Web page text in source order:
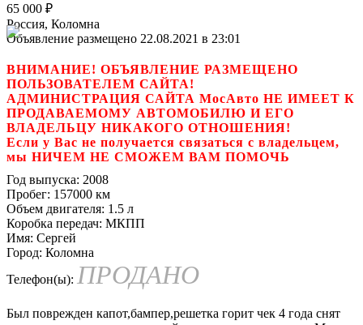
65 000 ₽
Россия, Коломна
Объявление размещено 22.08.2021 в 23:01
ВНИМАНИЕ! ОБЪЯВЛЕНИЕ РАЗМЕЩЕНО
ПОЛЬЗОВАТЕЛЕМ САЙТА!
АДМИНИСТРАЦИЯ САЙТА МосАвто НЕ ИМЕЕТ К
ПРОДАВАЕМОМУ АВТОМОБИЛЮ И ЕГО
ВЛАДЕЛЬЦУ НИКАКОГО ОТНОШЕНИЯ!
Если у Вас не получается связаться с владельцем,
мы НИЧЕМ НЕ СМОЖЕМ ВАМ ПОМОЧЬ
Год выпуска: 2008
Пробег: 157000 км
Объем двигателя: 1.5 л
Коробка передач: МКПП
Имя: Сергей
Город: Коломна
Телефон(ы): ПРОДАНО
Был поврежден капот,бампер,решетка горит чек 4 года снят